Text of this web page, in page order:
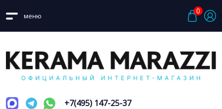
меню
0
+7(495) 147-25-37